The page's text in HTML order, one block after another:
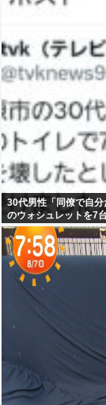
30代男性「同僚で自
のウォシュレットを7